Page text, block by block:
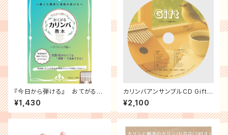
『今日から弾ける』 おてがるカ
リンバ教本 (クラシック編）
¥1,430
カリンバアンサンブルCD Gift
～やすらぎの贈り物～ (演奏
用タブ譜付き)
¥2,100